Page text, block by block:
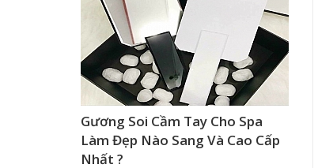
Gương Soi Cầm Tay Cho Spa
Làm Đẹp Nào Sang Và Cao Cấp
Nhất ?